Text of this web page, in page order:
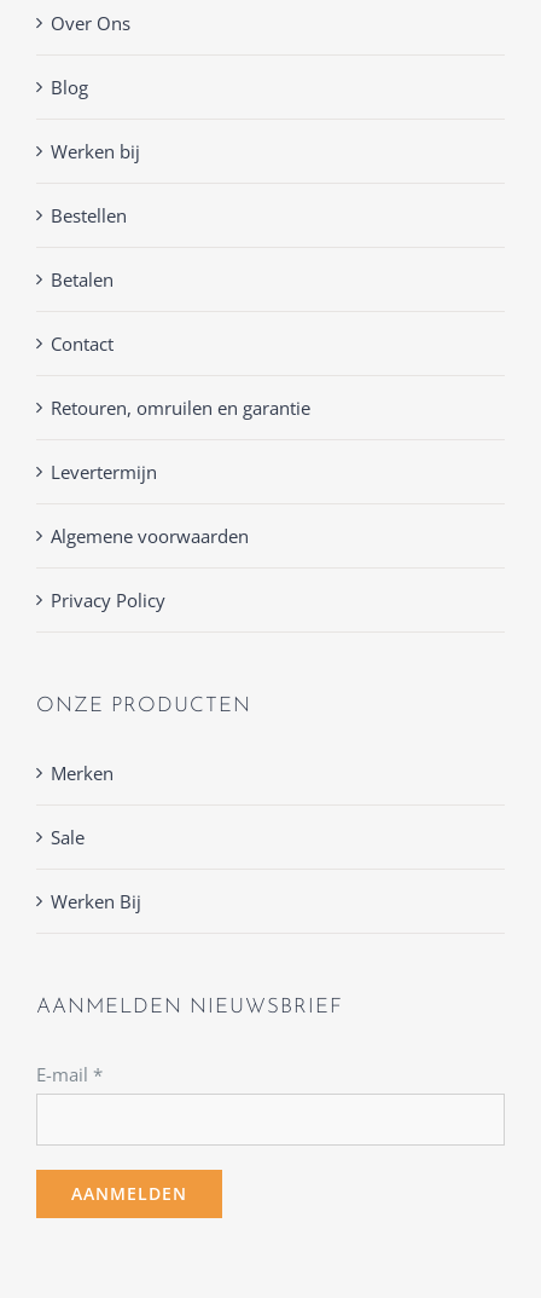
Over Ons
Blog
Werken bij
Bestellen
Betalen
Contact
Retouren, omruilen en garantie
Levertermijn
Algemene voorwaarden
Privacy Policy
ONZE PRODUCTEN
Merken
Sale
Werken Bij
AANMELDEN NIEUWSBRIEF
E-mail *